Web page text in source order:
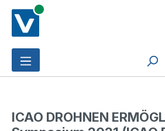
Zum Hauptinhalt springen
ICAO DROHNEN